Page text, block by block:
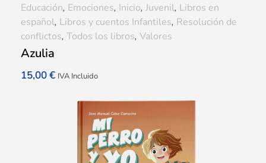
Azulia
15,00€ IVA Incluido
Educación, Emociones, Inicio, Juvenil, Libros en
español, Libros y cuentos Infantiles, Resolución de
conflictos, Todos los libros, Valores